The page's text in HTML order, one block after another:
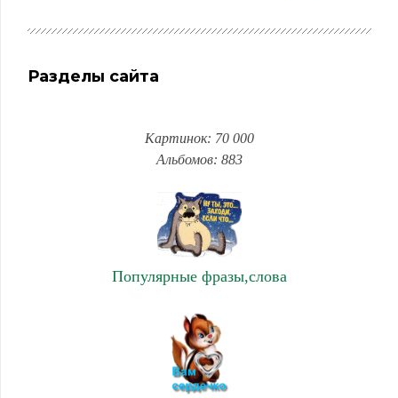
Разделы сайта
Картинок: 70 000
Альбомов: 883
Популярные фразы,слова